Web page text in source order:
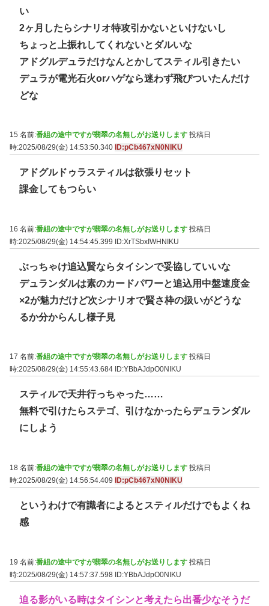
い
2ヶ月したらシナリオ特攻引かないといけないし
ちょっと上振れしてくれないとダルいな
アドグルデュラだけなんとかしてスティル引きたい
デュラが電光石火orハゲなら迷わず飛びついたんだけ
どな
15 名前:番組の途中ですが翡翠の名無しがお送りします 投稿日
時:2025/08/29(金) 14:53:50.340 ID:pCb467xN0NIKU
アドグルドゥラスティルは欲張りセット
課金してもつらい
16 名前:番組の途中ですが翡翠の名無しがお送りします 投稿日
時:2025/08/29(金) 14:54:45.399 ID:XrTSbxIWHNIKU
ぶっちゃけ追込賢ならタイシンで妥協していいな
デュランダルは素のカードパワーと追込用中盤速度金
×2が魅力だけど次シナリオで賢さ枠の扱いがどうな
るか分からんし様子見
17 名前:番組の途中ですが翡翠の名無しがお送りします 投稿日
時:2025/08/29(金) 14:55:43.684 ID:YBbAJdpO0NIKU
スティルで天井行っちゃった……
無料で引けたらステゴ、引けなかったらデュランダル
にしよう
18 名前:番組の途中ですが翡翠の名無しがお送りします 投稿日
時:2025/08/29(金) 14:56:54.409
ID:pCb467xN0NIKU
というわけで有識者によるとスティルだけでもよくね
感
19 名前:番組の途中ですが翡翠の名無しがお送りします 投稿日
時:2025/08/29(金) 14:57:37.598 ID:YBbAJdpO0NIKU
迫る影がいる時はタイシンと考えたら出番少なそうだ